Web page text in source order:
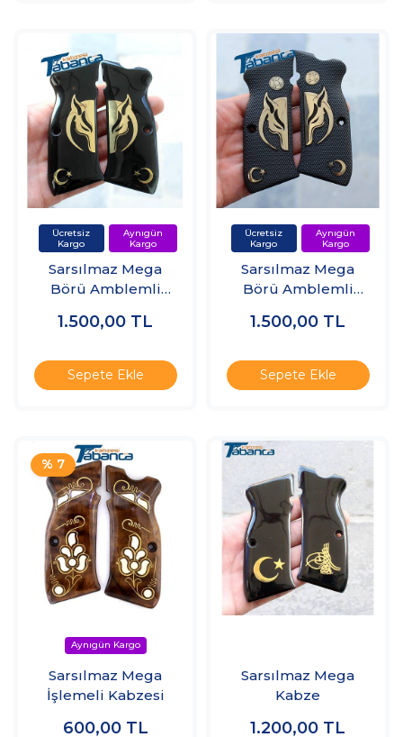
Sarsılmaz Mega
Börü Amblemli
1.500,00 TL
Sepete Ekle
Sarsılmaz Mega
Börü Amblemli
1.500,00 TL
Sepete Ekle
% 7
Sarsılmaz Mega
İşlemeli Kabzesi
600,00 TL
Sarsılmaz Mega
Kabze
1.200,00 TL